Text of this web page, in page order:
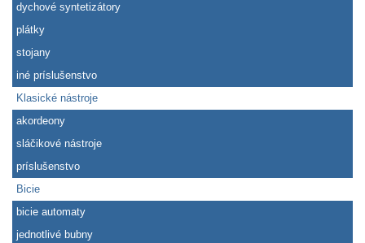
dychové syntetizátory
plátky
stojany
iné príslušenstvo
Klasické nástroje
akordeony
sláčikové nástroje
príslušenstvo
Bicie
bicie automaty
jednotlivé bubny